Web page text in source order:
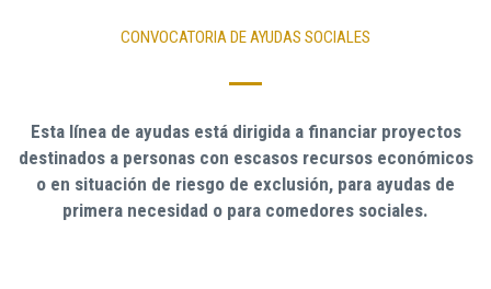
CONVOCATORIA DE AYUDAS SOCIALES
Esta línea de ayudas está dirigida a financiar proyectos
destinados a personas con escasos recursos económicos
o en situación de riesgo de exclusión, para ayudas de
primera necesidad o para comedores sociales.